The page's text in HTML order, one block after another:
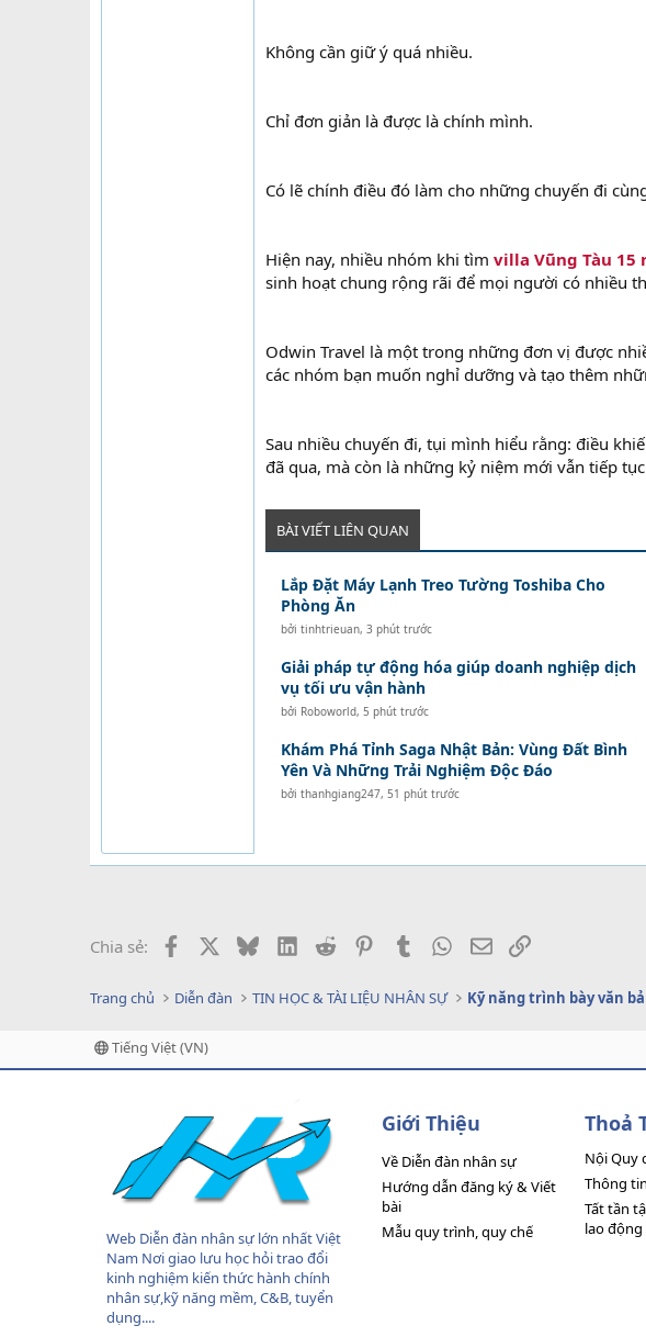
Không cần giữ ý quá nhiều.
Chỉ đơn giản là được là chính mình.
Có lẽ chính điều đó làm cho những chuyến đi
Hiện nay, nhiều nhóm khi tìm villa Vũng Tàu 15
sinh hoạt chung rộng rãi để mọi người có nhiều
Odwin Travel là một trong những đơn vị được
các nhóm bạn muốn nghỉ dưỡng và tạo thêm
Sau nhiều chuyến đi, tụi mình hiểu rằng: điều
đã qua, mà còn là những kỷ niệm mới vẫn tiếp
BÀI VIẾT LIÊN QUAN
Lắp Đặt Máy Lạnh Treo Tường Toshiba Cho
Phòng Ăn
bởi tinhtrieuan, 3 phút trước
Giải pháp tự động hóa giúp doanh nghiệp dịch
vụ tối ưu vận hành
bởi Roboworld, 5 phút trước
Khám Phá Tỉnh Saga Nhật Bản: Vùng Đất Bình
Yên Và Những Trải Nghiệm Độc Đáo
bởi thanhgiang247, 51 phút trước
Chia sẻ: Facebook BlueskyLinkedIn
Reddit PinterestTumblr WhatsApp
EmailLink
Trang chủ Diễn đàn TIN HỌC & TÀI LIỆU NHÂN SỰ Kỹ năng trình bày văn
Tiếng Việt (VN)
Web Diễn đàn nhân sự lớn nhất Việt
Nam Nơi giao lưu học hỏi trao đổi
kinh nghiệm kiến thức hành chính
nhân sự,kỹ năng mềm, C&B, tuyển
dụng....
Giới Thiệu
Về Diễn đàn nhân sự
Hướng dẫn đăng ký & Viết
bài
Mẫu quy trình, quy chế
Thoả
Nội Quy
Thông
Tất tần
lao động